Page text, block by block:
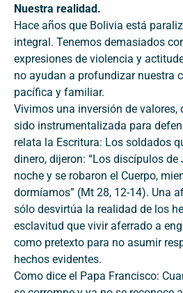
Nuestra realidad.
Hace años que Bolivia está
integral. Tenemos demasiados
expresiones de violencia y
no ayudan a profundizar nuestra
pacífica y familiar.
Vivimos una inversión de valores,
sido instrumentalizada para
relata la Escritura: Los soldados
dinero, dijeron: “Los discípulos de
noche y se robaron el Cuerpo,
dormíamos” (Mt 28, 12-14). Una
sólo desvirtúa la realidad de los
esclavitud que vivir aferrado a
como pretexto para no asumir
hechos evidentes.
Como dice el Papa Francisco: